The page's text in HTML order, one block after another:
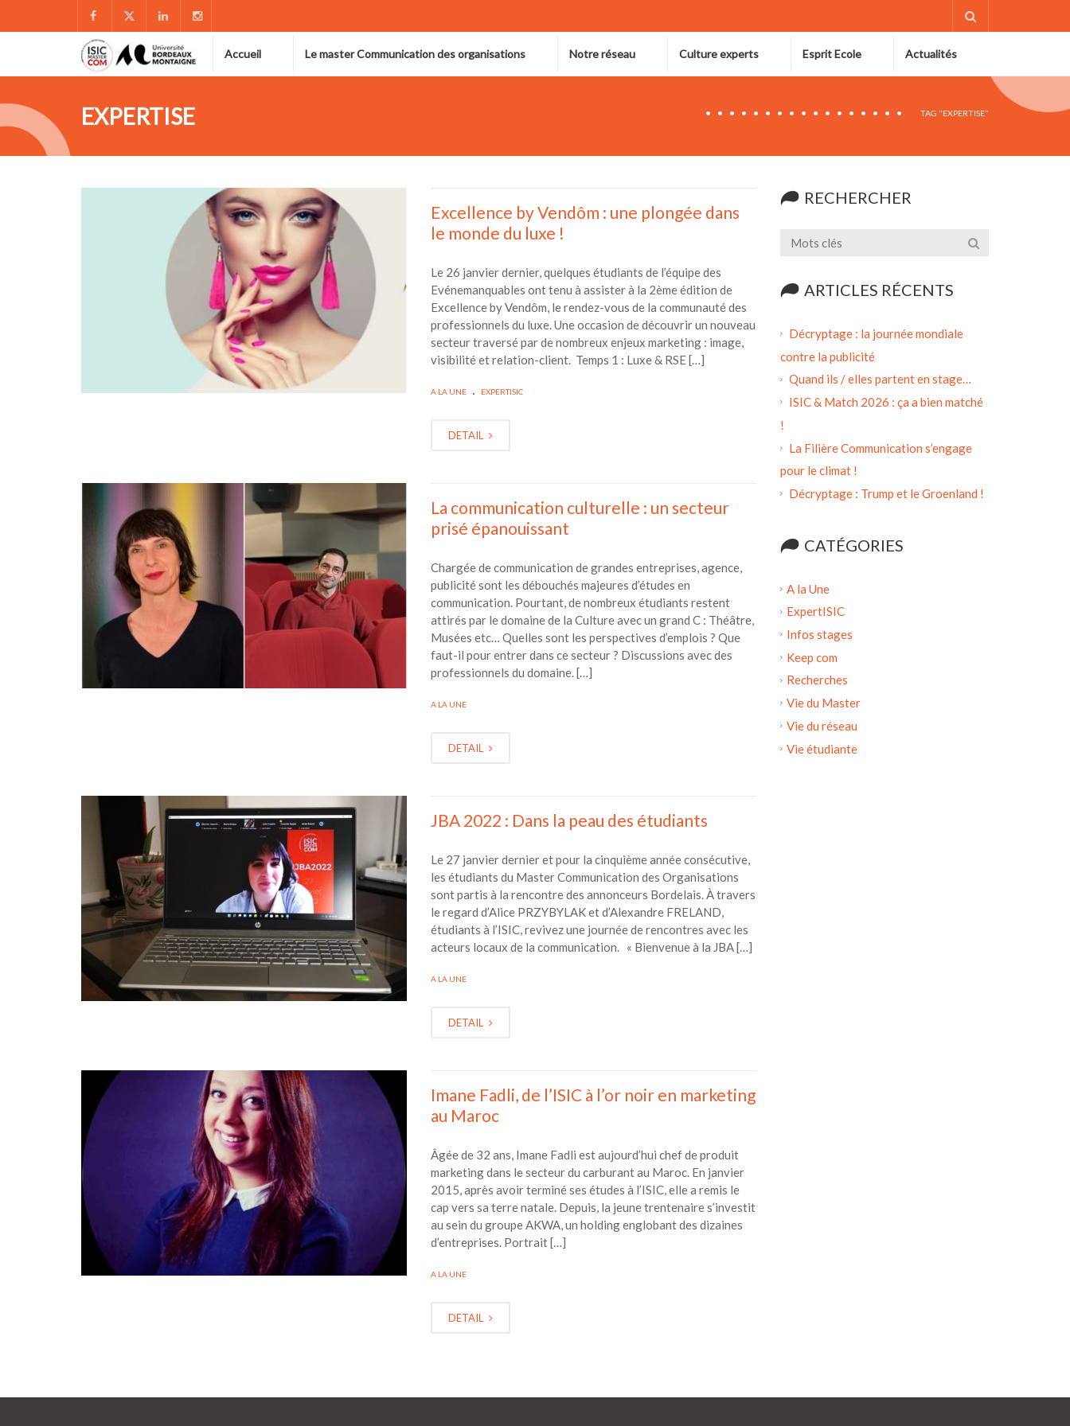
Accueil Le master Communication des organisations Notre réseau Culture experts Esprit Ecole Actualités
EXPERTISE TAG "EXPERTISE"
Excellence by Vendôm : une plongée dans
le monde du luxe !
Le 26 janvier dernier, quelques étudiants de l’équipe des
Evénemanquables ont tenu à assister à la 2ème édition de
Excellence by Vendôm, le rendez-vous de la communauté des
professionnels du luxe. Une occasion de découvrir un nouveau
secteur traversé par de nombreux enjeux marketing : image,
visibilité et relation-client. Temps 1 : Luxe & RSE […]
A LA UNE . EXPERTISIC
DETAIL
La communication culturelle : un secteur
prisé épanouissant
Chargée de communication de grandes entreprises, agence,
publicité sont les débouchés majeures d’études en
communication. Pourtant, de nombreux étudiants restent
attirés par le domaine de la Culture avec un grand C : Théâtre,
Musées etc… Quelles sont les perspectives d’emplois ? Que
faut-il pour entrer dans ce secteur ? Discussions avec des
professionnels du domaine. […]
A LA UNE
DETAIL
JBA 2022 : Dans la peau des étudiants
Le 27 janvier dernier et pour la cinquième année consécutive,
les étudiants du Master Communication des Organisations
sont partis à la rencontre des annonceurs Bordelais. À travers
le regard d’Alice PRZYBYLAK et d’Alexandre FRELAND,
étudiants à l’ISIC, revivez une journée de rencontres avec les
acteurs locaux de la communication. « Bienvenue à la JBA […]
A LA UNE
DETAIL
Imane Fadli, de l’ISIC à l’or noir en marketing
au Maroc
Âgée de 32 ans, Imane Fadli est aujourd’hui chef de produit
marketing dans le secteur du carburant au Maroc. En janvier
2015, après avoir terminé ses études à l’ISIC, elle a remis le
cap vers sa terre natale. Depuis, la jeune trentenaire s’investit
au sein du groupe AKWA, un holding englobant des dizaines
d’entreprises. Portrait […]
A LA UNE
DETAIL
RECHERCHER
ARTICLES RÉCENTS
Décryptage : la journée mondiale
contre la publicité
Quand ils / elles partent en stage…
ISIC & Match 2026 : ça a bien matché
!
La Filière Communication s’engage
pour le climat !
Décryptage : Trump et le Groenland !
CATÉGORIES
A la Une
ExpertISIC
Infos stages
Keep com
Recherches
Vie du Master
Vie du réseau
Vie étudiante